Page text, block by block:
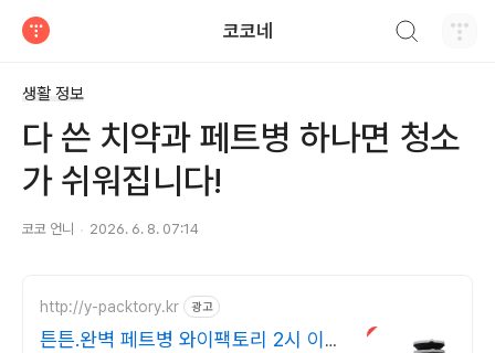
코코네
생활 정보
다 쓴 치약과 페트병 하나면 청소
가 쉬워집니다!
코코 언니 2026. 6. 8. 07:14
http://y-packtory.kr 광고
튼튼.완벽 페트병 와이팩토리 2시 이전